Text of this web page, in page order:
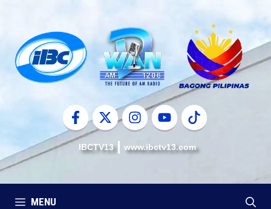
content
IBCTV13 www.ibctv13.com
MENU